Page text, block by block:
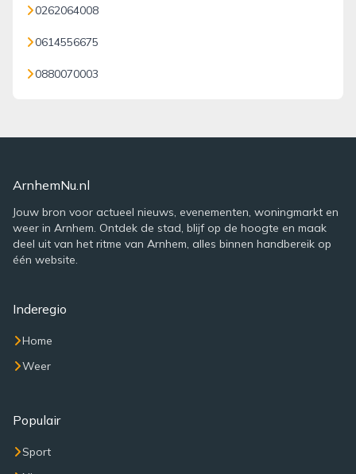
0262064008
0614556675
0880070003
ArnhemNu.nl
Jouw bron voor actueel nieuws, evenementen, woningmarkt en
weer in Arnhem. Ontdek de stad, blijf op de hoogte en maak
deel uit van het ritme van Arnhem, alles binnen handbereik op
één website.
Inderegio
Home
Weer
Populair
Sport